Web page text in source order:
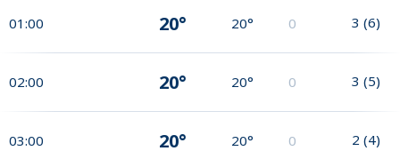
01:00 20° 20° 0 3 (6)
02:00 20° 20° 0 3 (5)
03:00 20° 20° 0 2 (4)